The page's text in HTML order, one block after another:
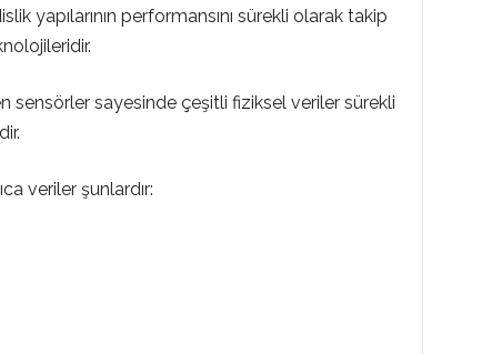
yapılarının performansını sürekli olarak takip
sensörler sayesinde çeşitli fiziksel veriler sürekli
veriler şunlardır: